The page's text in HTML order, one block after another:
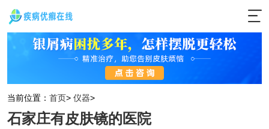
当前位置： 首页> 仪器>
石家庄有皮肤镜的医院